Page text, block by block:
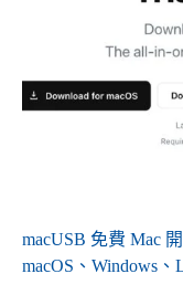
macUSB 免費 Mac
macOS、Windows